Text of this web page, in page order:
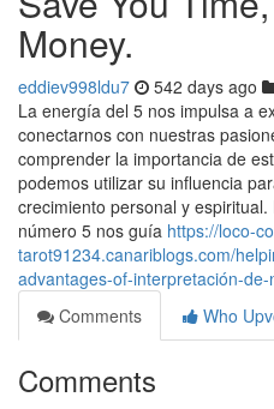
Money.
eddiev998ldu7 542 days ago
La energía del 5 nos impulsa a
conectarnos con nuestras
comprender la importancia de
podemos utilizar su influencia
crecimiento personal y
número 5 nos guía https://loco-
tarot91234.canariblogs.com/
advantages-of-interpretación-
Comments
Who
Comments